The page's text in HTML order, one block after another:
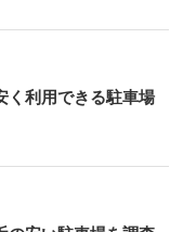
く利用できる駐車場